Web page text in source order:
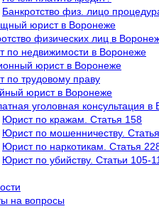
Банкротство физ. лицо
юрист в Воронеже
физических лиц в
по недвижимости в Воронеже
юрист в Воронеже
по трудовому праву
юрист в Воронеже
уголовная консультация в
Юрист по кражам. Статья 158
Юрист по мошенничеству.
Юрист по наркотикам. Статья
Юрист по убийству. Статьи 105-
на вопросы